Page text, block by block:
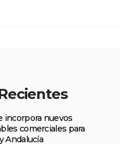
incorpora nuevos
comerciales para
Andalucía